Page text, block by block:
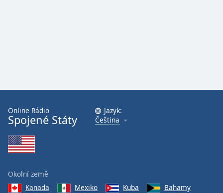
Online Rádio
Spojené Státy
Jazyk:
Čeština
Okolní země
Kanada
Mexiko Kuba
Bahamy